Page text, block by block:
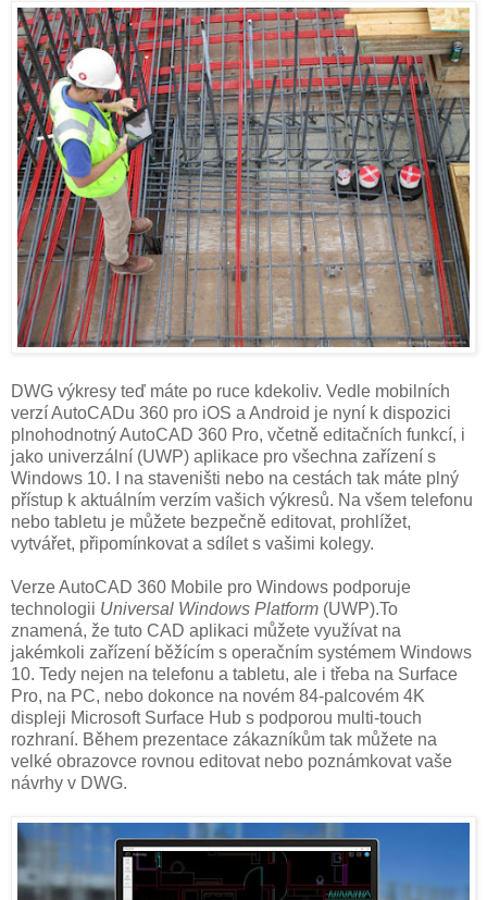
DWG výkresy teď máte po ruce kdekoliv. Vedle mobilních
verzí AutoCADu 360 pro iOS a Android je nyní k dispozici
plnohodnotný AutoCAD 360 Pro, včetně editačních funkcí, i
jako univerzální (UWP) aplikace pro všechna zařízení s
Windows 10. I na staveništi nebo na cestách tak máte plný
přístup k aktuálním verzím vašich výkresů. Na všem telefonu
nebo tabletu je můžete bezpečně editovat, prohlížet,
vytvářet, připomínkovat a sdílet s vašimi kolegy.
Verze AutoCAD 360 Mobile pro Windows podporuje
technologii Universal Windows Platform (UWP).To
znamená, že tuto CAD aplikaci můžete využívat na
jakémkoli zařízení běžícím s operačním systémem Windows
10. Tedy nejen na telefonu a tabletu, ale i třeba na Surface
Pro, na PC, nebo dokonce na novém 84-palcovém 4K
displeji Microsoft Surface Hub s podporou multi-touch
rozhraní. Během prezentace zákazníkům tak můžete na
velké obrazovce rovnou editovat nebo poznámkovat vaše
návrhy v DWG.